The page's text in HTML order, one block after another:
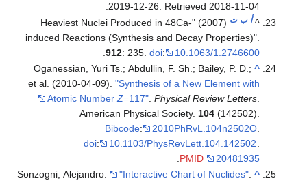
2019-12-26. Retrieved2018-11-04
.
^أ ب ت
(2007) "Heaviest Nuclei Produced in 48Ca-
induced Reactions (Synthesis and Decay Properties)".
912: 235.doi: 10.1063/1.2746600
.
^
Oganessian, Yuri Ts.; Abdullin, F. Sh.; Bailey, P. D.;
et al. (2010-04-09)."Synthesis of a New Element with
Atomic NumberZ=117" .Physical Review Letters
American Physical Society. 104 (142502).
Bibcode: 2010PhRvL.104n2502O
doi: 10.1103/PhysRevLett.104.142502
PMID
20481935
^
Sonzogni, Alejandro. "Interactive Chart of Nuclides".